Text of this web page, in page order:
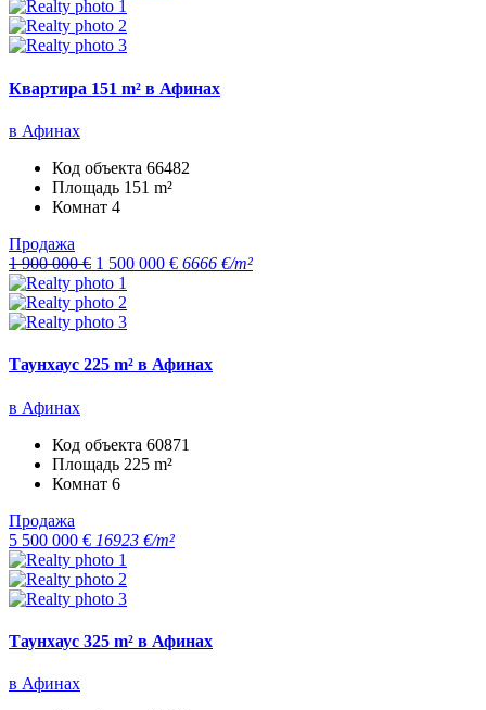
Квартира 151 m² в Афинах
в Афинах
Код объекта 66482
Площадь 151 m²
Комнат 4
Продажа
1 900 000 € 1 500 000 € 6666 €/m²
Таунхаус 225 m² в Афинах
в Афинах
Код объекта 60871
Площадь 225 m²
Комнат 6
Продажа
5 500 000 € 16923 €/m²
Таунхаус 325 m² в Афинах
в Афинах